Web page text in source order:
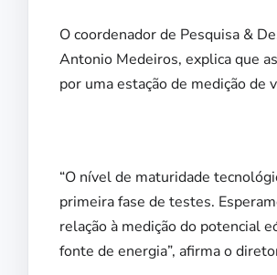
O coordenador de Pesquisa &
Antonio Medeiros, explica que
por uma estação de medição de
“O nível de maturidade
primeira fase de testes.
relação à medição do potencial
fonte de energia”, afirma o